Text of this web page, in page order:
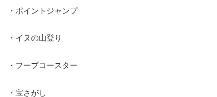
・ポイントジャンプ
・イヌの山登り
・フープコースター
・宝さがし